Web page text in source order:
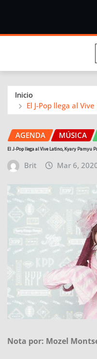
Inicio
El J-Pop llega al
AGENDA MÚSICA
El J-Pop llega al Vive Latino, Kyary Pamyu
Brit Mar 6,
Nota por: Mozel